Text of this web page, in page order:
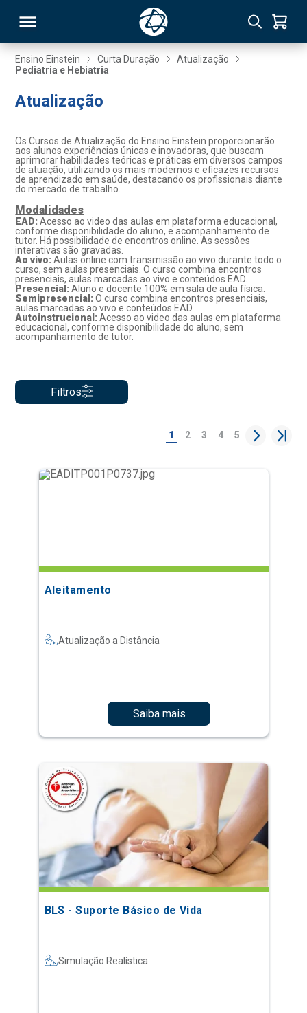
Ensino Einstein Curta Duração
Atualização
Pediatria e Hebiatria
Atualização
Os Cursos de Atualização do Ensino Einstein proporcionarão
aos alunos experiências únicas e inovadoras, que buscam
aprimorar habilidades teóricas e práticas em diversos campos
de atuação, utilizando os mais modernos e eficazes recursos
de aprendizado em saúde, destacando os profissionais diante
do mercado de trabalho.
Modalidades
EAD:Acesso ao video das aulas em plataforma educacional,
conforme disponibilidade do aluno, e acompanhamento de
tutor. Há possibilidade de encontros online. As sessões
interativas são gravadas.
Ao vivo: Aulas online com transmissão ao vivo durante todo o
curso, sem aulas presenciais. O curso combina encontros
presenciais, aulas marcadas ao vivo e conteúdos EAD.
Presencial:Aluno e docente 100% em sala de aula física.
Semipresencial:O curso combina encontros presenciais,
aulas marcadas ao vivo e conteúdos EAD.
Autoinstrucional:Acesso ao video das aulas em plataforma
educacional, conforme disponibilidade do aluno, sem
acompanhamento de tutor.
Filtros
1 2 3 4 5
Aleitamento
Atualização a Distância
Saiba mais
BLS - Suporte Básico de Vida
Simulação Realística